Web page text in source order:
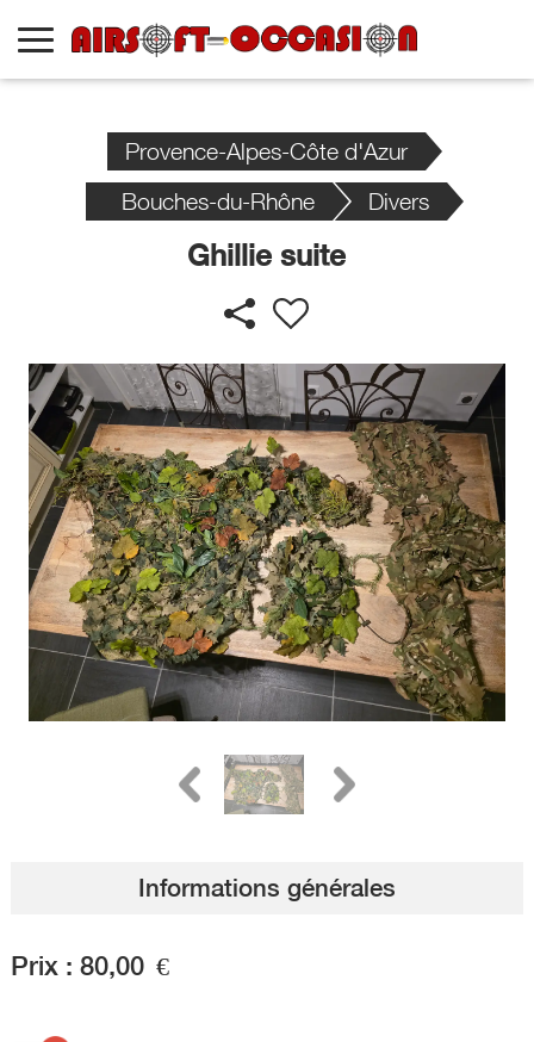
Provence-Alpes-Côte d'Azur
Bouches-du-Rhône
Divers
Ghillie suite
Informations générales
Prix : 80,00 €